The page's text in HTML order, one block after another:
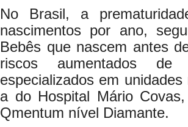
No Brasil, a
nascimentos por ano,
Bebês que nascem antes
riscos aumentados de
especializados em
a do Hospital Mário
Qmentum nível Diamante.